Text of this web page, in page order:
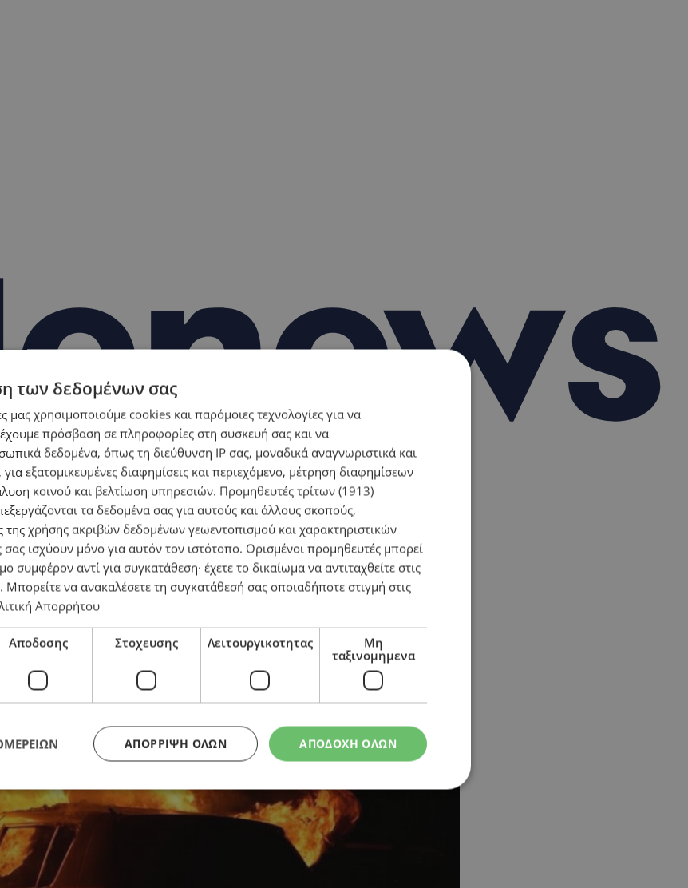
των δεδομένων σας
μας χρησιμοποιούμε cookies και παρόμοιες τεχνολογίες για να
πρόσβαση σε πληροφορίες στη συσκευή σας και να
δεδομένα, όπως τη διεύθυνση IP σας, μοναδικά αναγνωριστικά και
εξατομικευμένες διαφημίσεις και περιεχόμενο, μέτρηση διαφημίσεων
κοινού και βελτίωση υπηρεσιών. Προμηθευτές τρίτων (1913)
τα δεδομένα σας για αυτούς και άλλους σκοπούς,
χρήσης ακριβών δεδομένων γεωεντοπισμού και χαρακτηριστικών
σας ισχύουν μόνο για αυτόν τον ιστότοπο. Ορισμένοι προμηθευτές μπορεί
συμφέρον αντί για συγκατάθεση· έχετε το δικαίωμα να αντιταχθείτε στις
. Μπορείτε να ανακαλέσετε τη συγκατάθεσή σας οποιαδήποτε στιγμή στις
Απορρήτου
Αποδοσης Στοχευσης Λειτουργικοτητας
Μη
ταξινομημενα
ΑΠΟΔΟΧΗ ΟΛΩΝ
ΑΠΌΡΡΙΨΗ ΌΛΩΝ